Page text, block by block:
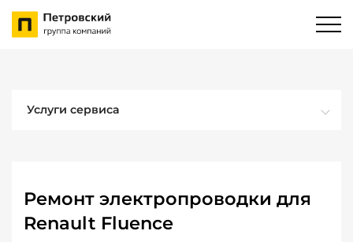
Услуги сервиса
Ремонт электропроводки для
Renault Fluence